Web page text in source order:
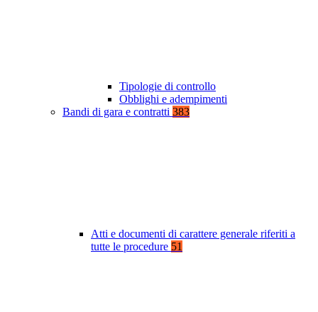
Tipologie di controllo
Obblighi e adempimenti
Bandi di gara e contratti 383
Atti e documenti di carattere generale riferiti a
tutte le procedure 51